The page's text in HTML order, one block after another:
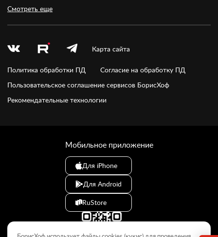
Смотреть еще
Карта сайта
Политика обработки ПД
Согласие на обработку ПД
Пользовательское соглашение сервисов БорисХоф
Рекомендательные технологии
Мобильное приложение
Для iPhone
Для Android
RuStore